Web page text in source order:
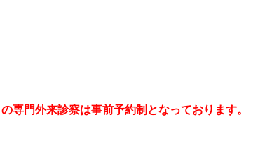
専門外来診察は事前予約制となっております。